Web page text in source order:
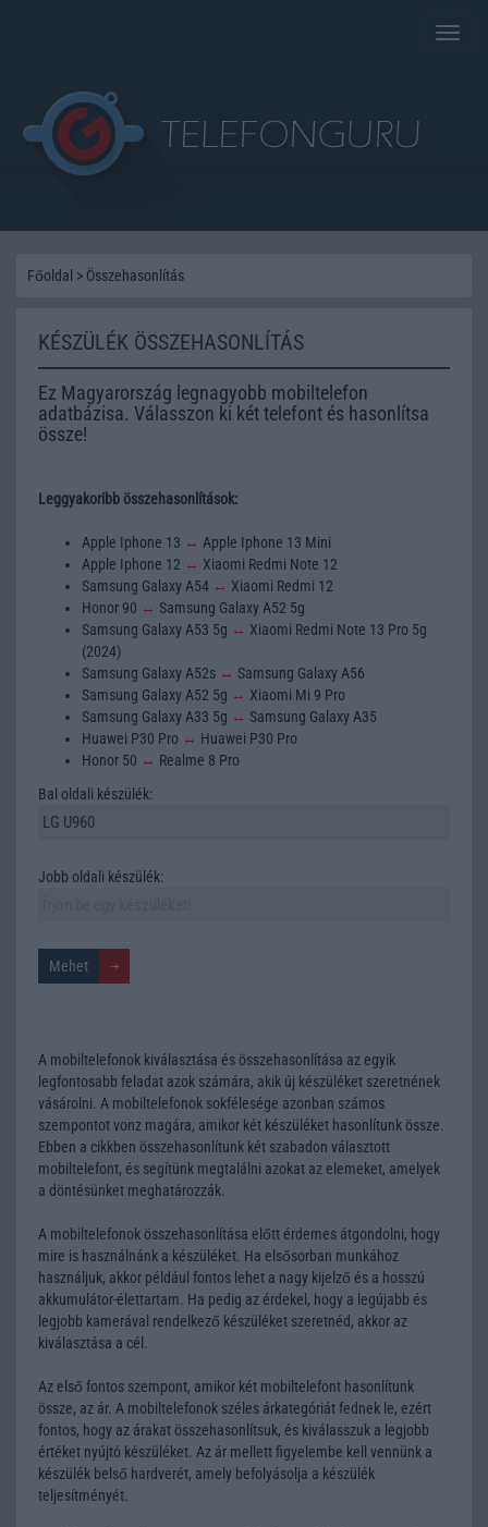
Toggle
Főoldal > Összehasonlítás
KÉSZÜLÉK ÖSSZEHASONLÍTÁS
Ez Magyarország legnagyobb mobiltelefon
adatbázisa. Válasszon ki két telefont és hasonlítsa
össze!
Leggyakoribb összehasonlítások:
Apple Iphone 13 ↔ Apple Iphone 13 Mini
Apple Iphone 12 ↔ Xiaomi Redmi Note 12
Samsung Galaxy A54 ↔ Xiaomi Redmi 12
Honor 90 ↔ Samsung Galaxy A52 5g
Samsung Galaxy A53 5g ↔ Xiaomi Redmi Note 13 Pro 5g
(2024)
Samsung Galaxy A52s ↔ Samsung Galaxy A56
Samsung Galaxy A52 5g ↔ Xiaomi Mi 9 Pro
Samsung Galaxy A33 5g ↔ Samsung Galaxy A35
Huawei P30 Pro ↔ Huawei P30 Pro
Honor 50 ↔ Realme 8 Pro
Bal oldali készülék:
Jobb oldali készülék:
A mobiltelefonok kiválasztása és összehasonlítása az egyik
legfontosabb feladat azok számára, akik új készüléket szeretnének
vásárolni. A mobiltelefonok sokfélesége azonban számos
szempontot vonz magára, amikor két készüléket hasonlítunk össze.
Ebben a cikkben összehasonlítunk két szabadon választott
mobiltelefont, és segítünk megtalálni azokat az elemeket, amelyek
a döntésünket meghatározzák.
A mobiltelefonok összehasonlítása előtt érdemes átgondolni, hogy
mire is használnánk a készüléket. Ha elsősorban munkához
használjuk, akkor például fontos lehet a nagy kijelző és a hosszú
akkumulátor-élettartam. Ha pedig az érdekel, hogy a legújabb és
legjobb kamerával rendelkező készüléket szeretnéd, akkor az
kiválasztása a cél.
Az első fontos szempont, amikor két mobiltelefont hasonlítunk
össze, az ár. A mobiltelefonok széles árkategóriát fednek le, ezért
fontos, hogy az árakat összehasonlítsuk, és kiválasszuk a legjobb
értéket nyújtó készüléket. Az ár mellett figyelembe kell vennünk a
készülék belső hardverét, amely befolyásolja a készülék
teljesítményét.